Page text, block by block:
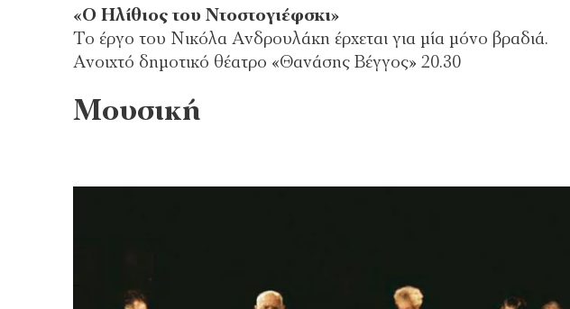
«Ο Ηλίθιος του Ντοστογιέφσκι»
Το έργο του Νικόλα Ανδρουλάκη έρχεται για μία μόνο βραδιά.
Ανοιχτό δημοτικό θέατρο «Θανάσης Βέγγος» 20.30
Μουσική